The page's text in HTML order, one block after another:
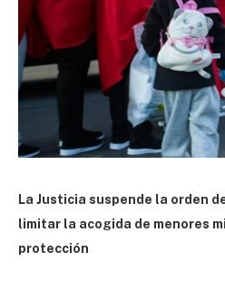
La Justicia suspende la orden
limitar la acogida de menores
protección